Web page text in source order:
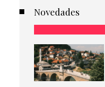
Novedades